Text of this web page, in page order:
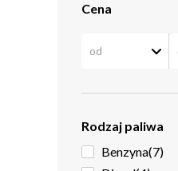
Cena
Rodzaj paliwa
Benzyna(7)